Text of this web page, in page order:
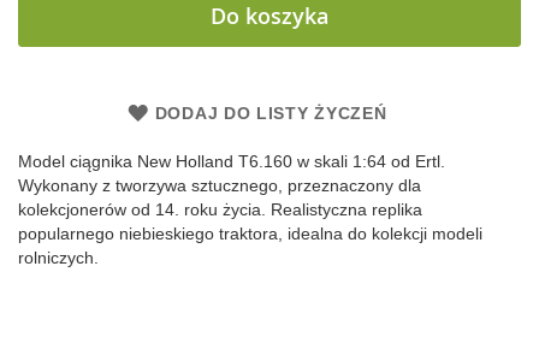
Do koszyka
DODAJ DO LISTY ŻYCZEŃ
Model ciągnika New Holland T6.160 w skali 1:64 od Ertl.
Wykonany z tworzywa sztucznego, przeznaczony dla
kolekcjonerów od 14. roku życia. Realistyczna replika
popularnego niebieskiego traktora, idealna do kolekcji modeli
rolniczych.